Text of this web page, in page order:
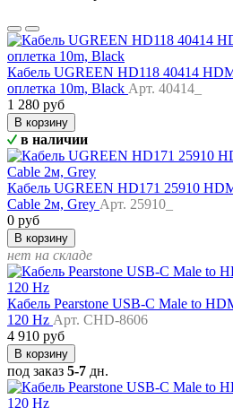
Кабель UGREEN HD118 40414
оплетка 10m, Black Арт. 40414_
1 280 руб
В корзину
в наличии
Кабель UGREEN HD171 25910
Cable 2м, Grey Арт. 25910_
0 руб
В корзину
нет на складе
Кабель Pearstone USB-C Male to
120 Hz Арт. CHD-8606
4 910 руб
В корзину
под заказ 5-7 дн.